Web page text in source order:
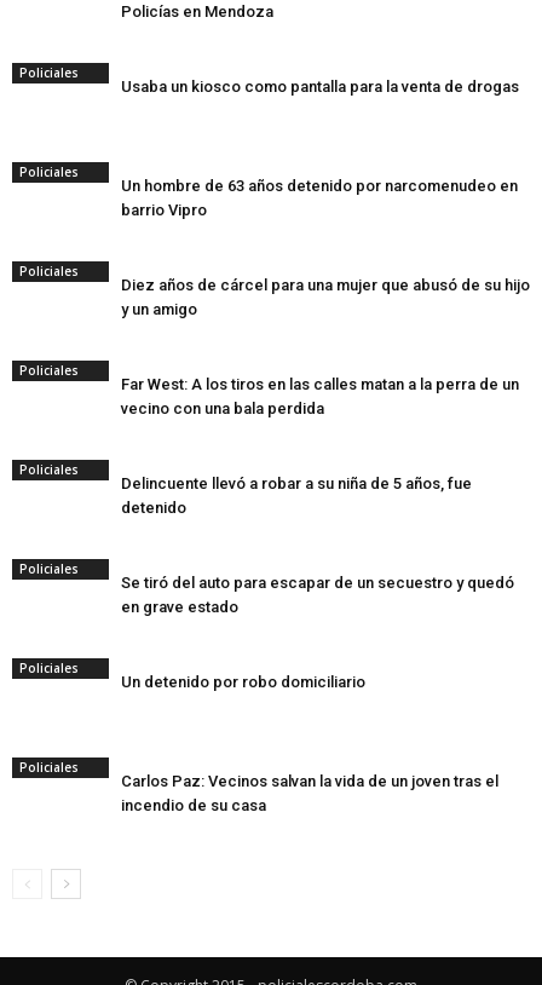
Policías en Mendoza
Policiales
Usaba un kiosco como pantalla para la venta de drogas
Policiales
Un hombre de 63 años detenido por narcomenudeo en
barrio Vipro
Policiales
Diez años de cárcel para una mujer que abusó de su hijo
y un amigo
Policiales
Far West: A los tiros en las calles matan a la perra de un
vecino con una bala perdida
Policiales
Delincuente llevó a robar a su niña de 5 años, fue
detenido
Policiales
Se tiró del auto para escapar de un secuestro y quedó
en grave estado
Policiales
Un detenido por robo domiciliario
Policiales
Carlos Paz: Vecinos salvan la vida de un joven tras el
incendio de su casa